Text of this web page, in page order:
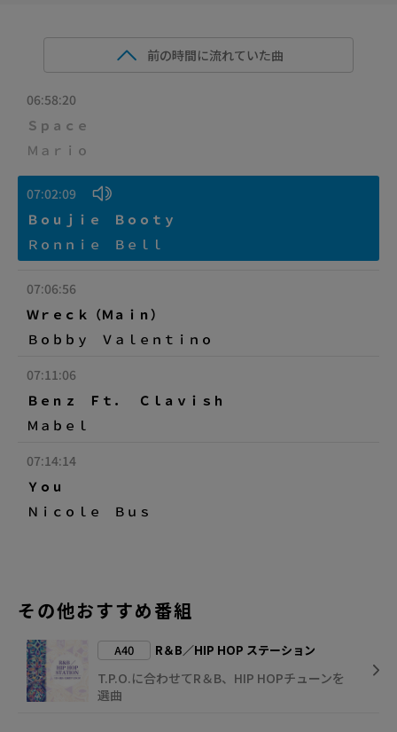
前の時間に流れていた曲
06:58:20
Ｓｐａｃｅ
Ｍａｒｉｏ
07:02:09
Ｂｏｕｊｉｅ Ｂｏｏｔｙ
Ｒｏｎｎｉｅ Ｂｅｌｌ
07:06:56
Ｗｒｅｃｋ（Ｍａｉｎ）
Ｂｏｂｂｙ Ｖａｌｅｎｔｉｎｏ
07:11:06
Ｂｅｎｚ Ｆｔ． Ｃｌａｖｉｓｈ
Ｍａｂｅｌ
07:14:14
Ｙｏｕ
Ｎｉｃｏｌｅ Ｂｕｓ
その他おすすめ番組
A40 R＆B／HIP HOP ステーション
T.P.O.に合わせてR＆B、HIP HOPチューンを
選曲